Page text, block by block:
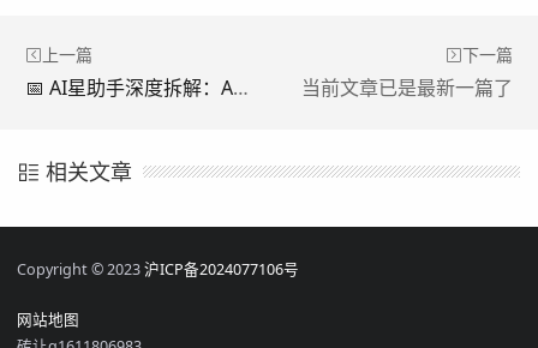
上一篇
📅 AI星助手深度拆解：Agent核心概念与实战指南
下一篇
当前文章已是最新一篇了
相关文章
Copyright © 2023沪ICP备2024077106号
网站地图